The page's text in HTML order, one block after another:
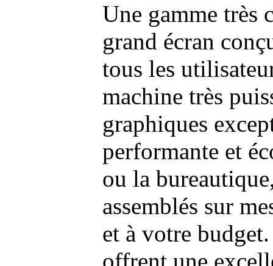
Une gamme très
grand écran
tous les
machine très
graphiques
performante et
ou la
assemblés sur
et à votre